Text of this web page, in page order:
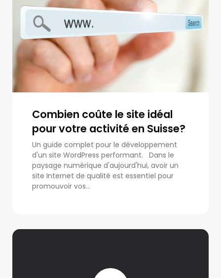
Combien coûte le site idéal
pour votre activité en Suisse?
Un guide complet pour le développement
d'un site WordPress performant. Dans le
paysage numérique d'aujourd'hui, avoir un
site Internet de qualité est essentiel pour
promouvoir vos...